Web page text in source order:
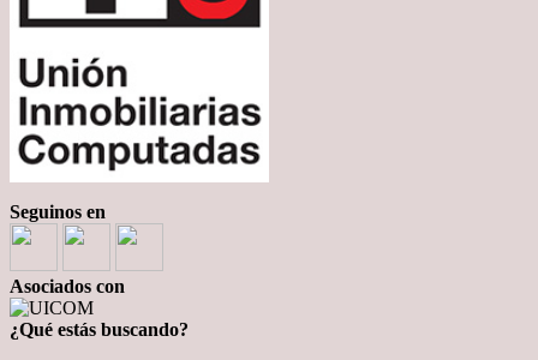
Seguinos en
Asociados con
¿Qué estás buscando?